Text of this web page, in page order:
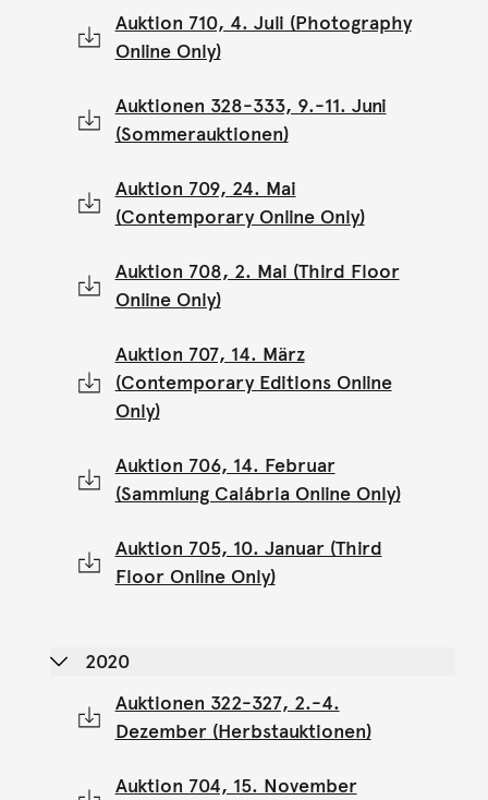
Auktion 710, 4. Juli (Photography
Online Only)
Auktionen 328-333, 9.-11. Juni
(Sommerauktionen)
Auktion 709, 24. Mai
(Contemporary Online Only)
Auktion 708, 2. Mai (Third Floor
Online Only)
Auktion 707, 14. März
(Contemporary Editions Online
Only)
Auktion 706, 14. Februar
(Sammlung Calábria Online Only)
Auktion 705, 10. Januar (Third
Floor Online Only)
2020
Auktionen 322-327, 2.-4.
Dezember (Herbstauktionen)
Auktion 704, 15. November